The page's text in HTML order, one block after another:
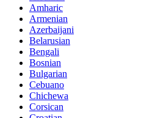
Amharic
Armenian
Azerbaijani
Belarusian
Bengali
Bosnian
Bulgarian
Cebuano
Chichewa
Corsican